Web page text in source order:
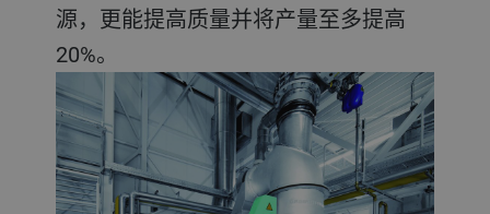
源，更能提高质量并将产量至多提高
20%。